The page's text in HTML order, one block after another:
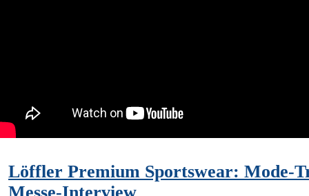
Löffler Premium Sportswear: Mode-